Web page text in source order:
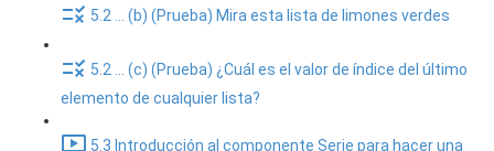
5.2 ... (b) (Prueba) Mira esta lista de limones verdes
5.2 ... (c) (Prueba) ¿Cuál es el valor de índice del último
elemento de cualquier lista?
5.3 Introducción al componente Serie para hacer una